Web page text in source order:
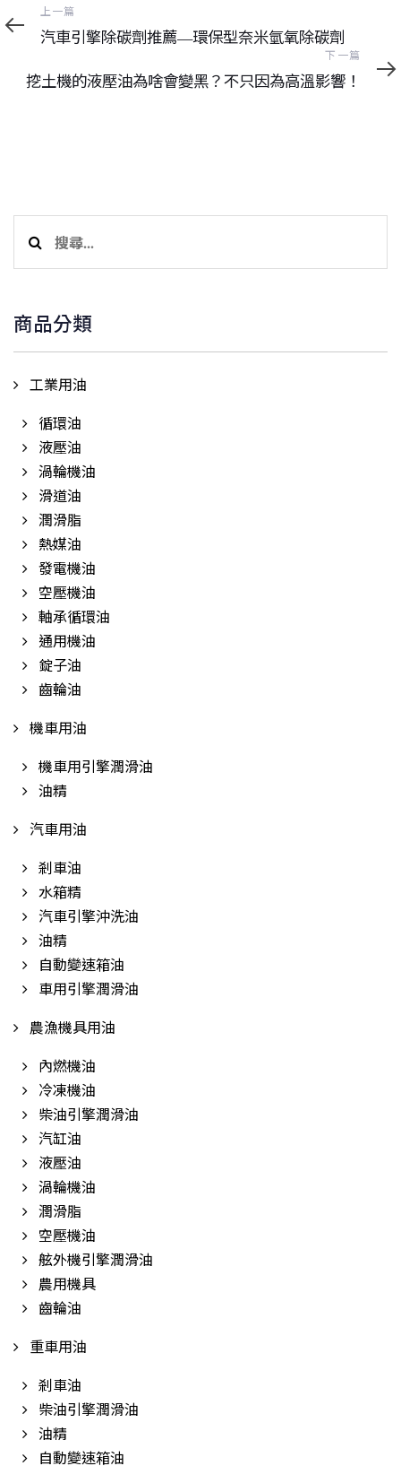
上
一
篇
上一篇
汽車引擎除碳劑推薦—環保型奈米氫氧除碳劑
一
篇
下一篇
挖土機的液壓油為啥會變黑？不只因為高溫影響！
關
字:
商品分類
工業用油
循環油
液壓油
渦輪機油
滑道油
潤滑脂
熱媒油
發電機油
空壓機油
軸承循環油
通用機油
錠子油
齒輪油
機車用油
機車用引擎潤滑油
油精
汽車用油
剎車油
水箱精
汽車引擎沖洗油
油精
自動變速箱油
車用引擎潤滑油
農漁機具用油
內燃機油
冷凍機油
柴油引擎潤滑油
汽缸油
液壓油
渦輪機油
潤滑脂
空壓機油
舷外機引擎潤滑油
農用機具
齒輪油
重車用油
剎車油
柴油引擎潤滑油
油精
自動變速箱油